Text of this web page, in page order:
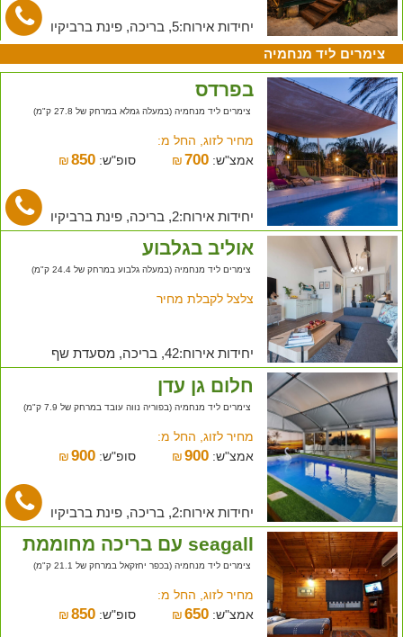
יחידות אירוח:5, בריכה, פינת ברביקיו
צימרים ליד מנחמיה
בפרדס
צימרים ליד מנחמיה (במעלה גמלא במרחק של 27.8 ק"מ)
מחיר לזוג, החל מ:
אמצ"ש:
₪700 סופ"ש: ₪ 850
יחידות אירוח:2, בריכה, פינת ברביקיו
אוליב בגלבוע
צימרים ליד מנחמיה (במעלה גלבוע במרחק של 24.4 ק"מ)
צלצל לקבלת מחיר
יחידות אירוח:42, בריכה, מסעדת שף
חלום גן עדן
צימרים ליד מנחמיה (בפוריה נווה עובד במרחק של 7.9 ק"מ)
מחיר לזוג, החל מ:
אמצ"ש:
₪900 סופ"ש: ₪ 900
יחידות אירוח:2, בריכה, פינת ברביקיו
seagall עם בריכה מחוממת
צימרים ליד מנחמיה (בכפר יחזקאל במרחק של 21.1 ק"מ)
מחיר לזוג, החל מ:
אמצ"ש:
₪650 סופ"ש: ₪ 850